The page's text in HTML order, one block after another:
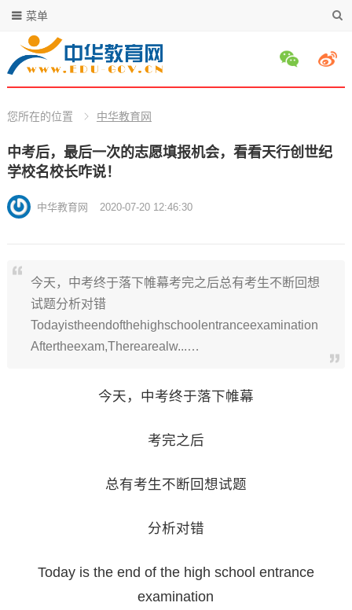
菜单
您所在的位置 中华教育网
中考后，最后一次的志愿填报机会，看看天行创世纪
学校名校长咋说！
中华教育网 2020-07-20 12:46:30
今天，中考终于落下帷幕考完之后总有考生不断回想
试题分析对错
Todayistheendofthehighschoolentranceexamination
Aftertheexam,Therearealw...…
今天，中考终于落下帷幕
考完之后
总有考生不断回想试题
分析对错
Today is the end of the high school entrance
examination